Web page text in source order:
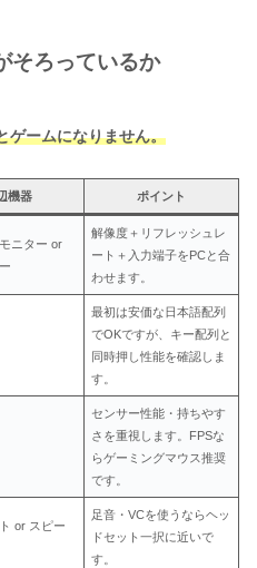
そろっているか
ゲームになりません。
機器 ポイント
ニター or
解像度＋リフレッシュレ
ート＋入力端子をPCと合
わせます。
最初は安価な日本語配列
でOKですが、キー配列と
同時押し性能を確認しま
す。
センサー性能・持ちやす
さを重視します。FPSな
らゲーミングマウス推奨
です。
or スピー
足音・VCを使うならヘッ
ドセット一択に近いで
す。